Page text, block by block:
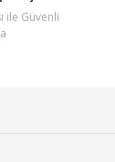
ile Güvenli